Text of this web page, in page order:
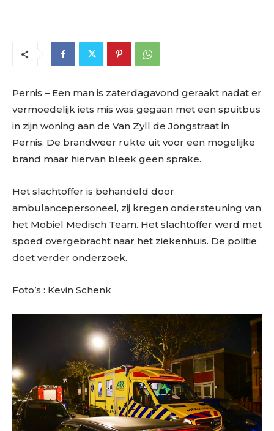
Pernis – Een man is zaterdagavond geraakt nadat er
vermoedelijk iets mis was gegaan met een spuitbus
in zijn woning aan de Van Zyll de Jongstraat in
Pernis. De brandweer rukte uit voor een mogelijke
brand maar hiervan bleek geen sprake.
Het slachtoffer is behandeld door
ambulancepersoneel, zij kregen ondersteuning van
het Mobiel Medisch Team. Het slachtoffer werd met
spoed overgebracht naar het ziekenhuis. De politie
doet verder onderzoek.
Foto’s : Kevin Schenk